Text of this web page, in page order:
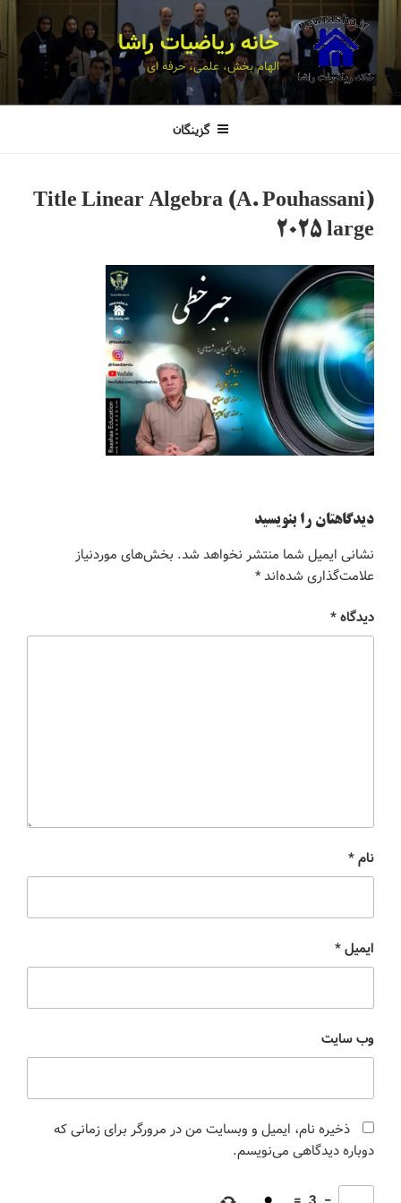
خانه ریاضیات راشا
الهام بخش، علمی، حرفه ای
گزینگان
Title Linear Algebra (A. Pouhassani)
2025 large
دیدگاهتان را بنویسید
نشانی ایمیل شما منتشر نخواهد شد. بخش‌های موردنیاز
علامت‌گذاری شده‌اند*
دیدگاه*
نام*
ایمیل*
وب‌ سایت
ذخیره نام، ایمیل و وبسایت من در مرورگر برای زمانی که
دوباره دیدگاهی می‌نویسم.